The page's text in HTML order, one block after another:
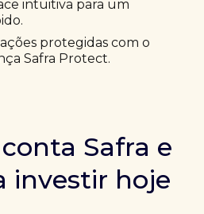
intuitiva para um
protegidas com o
Safra Protect.
Safra e
investir hoje